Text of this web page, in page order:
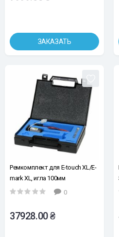
ЗАКАЗАТЬ
Ремкомплект для E-touch XL/E-
mark XL, игла 100мм
0
37928.00 ₴